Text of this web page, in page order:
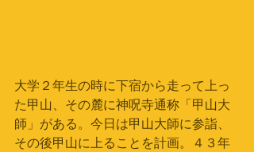
大学２年生の時に下宿から走って上っ
た甲山、その麓に神呪寺通称「甲山大
師」がある。今日は甲山大師に参詣、
その後甲山に上ることを計画。４３年